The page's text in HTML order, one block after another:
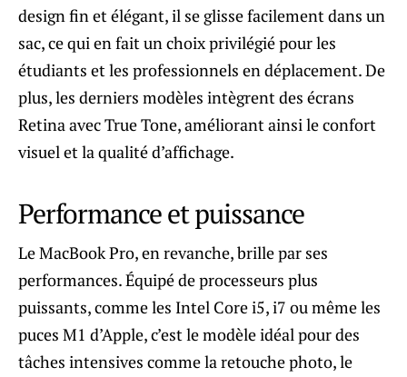
design fin et élégant, il se glisse facilement dans un
sac, ce qui en fait un choix privilégié pour les
étudiants et les professionnels en déplacement. De
plus, les derniers modèles intègrent des écrans
Retina avec True Tone, améliorant ainsi le confort
visuel et la qualité d’affichage.
Performance et puissance
Le MacBook Pro, en revanche, brille par ses
performances. Équipé de processeurs plus
puissants, comme les Intel Core i5, i7 ou même les
puces M1 d’Apple, c’est le modèle idéal pour des
tâches intensives comme la retouche photo, le